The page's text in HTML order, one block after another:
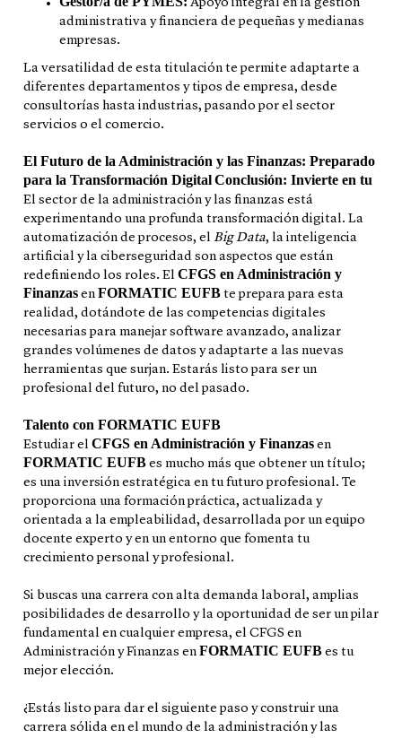
Apoyo integral en la gestión
administrativa y financiera de pequeñas y medianas
empresas.
La versatilidad de esta titulación te permite adaptarte a
diferentes departamentos y tipos de empresa, desde
consultorías hasta industrias, pasando por el sector
servicios o el comercio.
El Futuro de la Administración y las Finanzas: Preparado
para la Transformación Digital
El sector de la administración y las finanzas está
experimentando una profunda transformación digital. La
automatización de procesos, el Big Data, la inteligencia
artificial y la ciberseguridad son aspectos que están
redefiniendo los roles. El CFGS en Administración y
Finanzas en FORMATIC EUFB te prepara para esta
realidad, dotándote de las competencias digitales
necesarias para manejar software avanzado, analizar
grandes volúmenes de datos y adaptarte a las nuevas
herramientas que surjan. Estarás listo para ser un
profesional del futuro, no del pasado.
Conclusión: Invierte en tu
Talento con FORMATIC EUFB
Estudiar el CFGS en Administración y Finanzas en
FORMATIC EUFB es mucho más que obtener un título;
es una inversión estratégica en tu futuro profesional. Te
proporciona una formación práctica, actualizada y
orientada a la empleabilidad, desarrollada por un equipo
docente experto y en un entorno que fomenta tu
crecimiento personal y profesional.
Si buscas una carrera con alta demanda laboral, amplias
posibilidades de desarrollo y la oportunidad de ser un pilar
fundamental en cualquier empresa, el CFGS en
Administración y Finanzas en FORMATIC EUFB es tu
mejor elección.
¿Estás listo para dar el siguiente paso y construir una
carrera sólida en el mundo de la administración y las